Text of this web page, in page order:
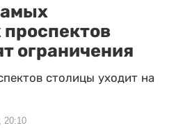
ограничения
столицы уходит на
20:10